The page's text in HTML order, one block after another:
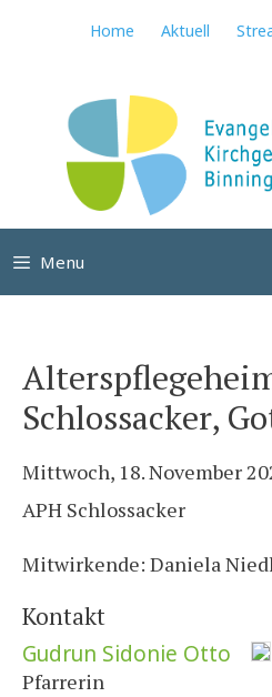
Home Aktuell
Menu
Schlossacker,
Mittwoch, 18. November
APH Schlossacker
Mitwirkende: Daniela
Kontakt
Gudrun Sidonie Otto
Pfarrerin